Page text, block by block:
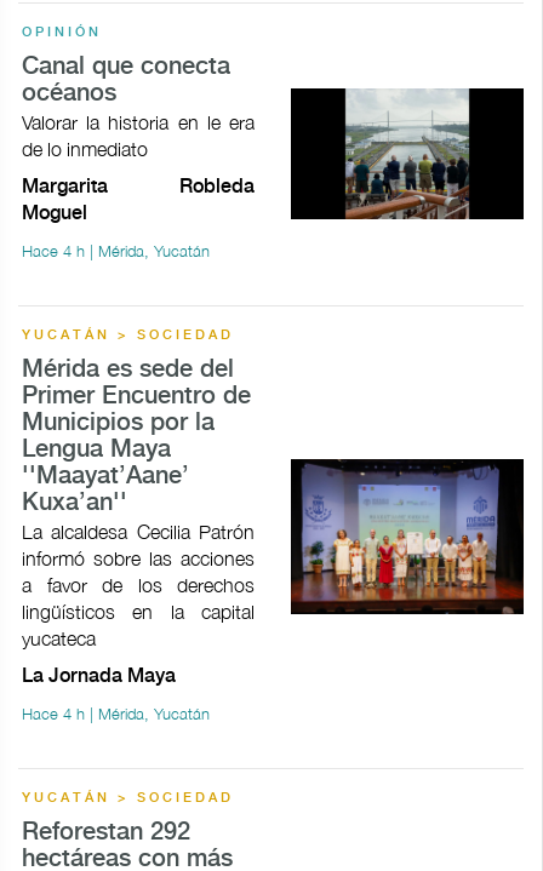
OPINIÓN
Canal que conecta
océanos
Valorar la historia en le era
de lo inmediato
Margarita Robleda
Moguel
Hace 4 h | Mérida, Yucatán
YUCATÁN > SOCIEDAD
Mérida es sede del
Primer Encuentro de
Municipios por la
Lengua Maya
''Maayat’Aane’
Kuxa’an''
La alcaldesa Cecilia Patrón
informó sobre las acciones
a favor de los derechos
lingüísticos en la capital
yucateca
La Jornada Maya
Hace 4 h | Mérida, Yucatán
YUCATÁN > SOCIEDAD
Reforestan 292
hectáreas con más